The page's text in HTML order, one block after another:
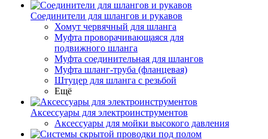
Соединители для шлангов и рукавов
Хомут червячный для шланга
Муфта проворачивающаяся для
подвижного шланга
Муфта соединительная для шлангов
Муфта шланг-труба (фланцевая)
Штуцер для шланга с резьбой
Ещё
Аксессуары для электроинструментов
Аксессуары для мойки высокого давления